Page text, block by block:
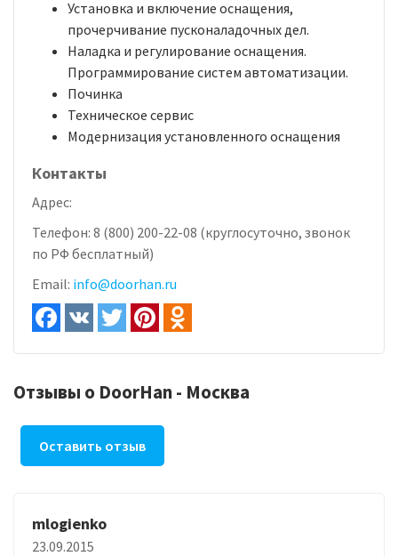
Установка и включение оснащения,
прочерчивание пусконаладочных дел.
Наладка и регулирование оснащения.
Программирование систем автоматизации.
Починка
Техническое сервис
Модернизация установленного оснащения
Контакты
Адрес:
Телефон: 8 (800) 200-22-08 (круглосуточно, звонок
по РФ бесплатный)
Email: info@doorhan.ru
Отзывы о DoorHan - Москва
Оставить отзыв
mlogienko
23.09.2015